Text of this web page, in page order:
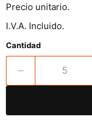
Precio unitario.
I.V.A. Incluido.
Cantidad